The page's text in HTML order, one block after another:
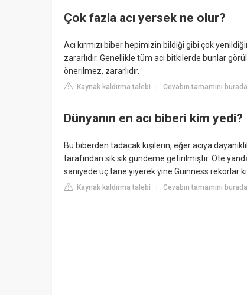
Çok fazla acı yersek ne olur?
Acı kırmızı biber hepimizin bildiği gibi çok
zararlıdır. Genellikle tüm acı bitkilerde bunlar
önerilmez, zararlıdır.
Kaynak kaldırma talebi | Cevabın tamamını
Dünyanın en acı biberi kim yedi?
Bu biberden tadacak kişilerin, eğer acıya
tarafından sık sık gündeme getirilmiştir. Öte
saniyede üç tane yiyerek yine Guinness rekorlar
Kaynak kaldırma talebi | Cevabın tamamını